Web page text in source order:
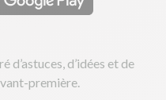
d’astuces, d’idées et de
première.